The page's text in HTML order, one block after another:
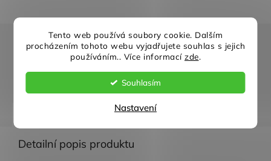
Tento web používá soubory cookie. Dalším
procházením tohoto webu vyjadřujete souhlas s jejich
používáním.. Více informací zde.
Souhlasím
Nastavení
Rychlé doručení Záruka kvality
Individuální přístup
Detailní popis produktu